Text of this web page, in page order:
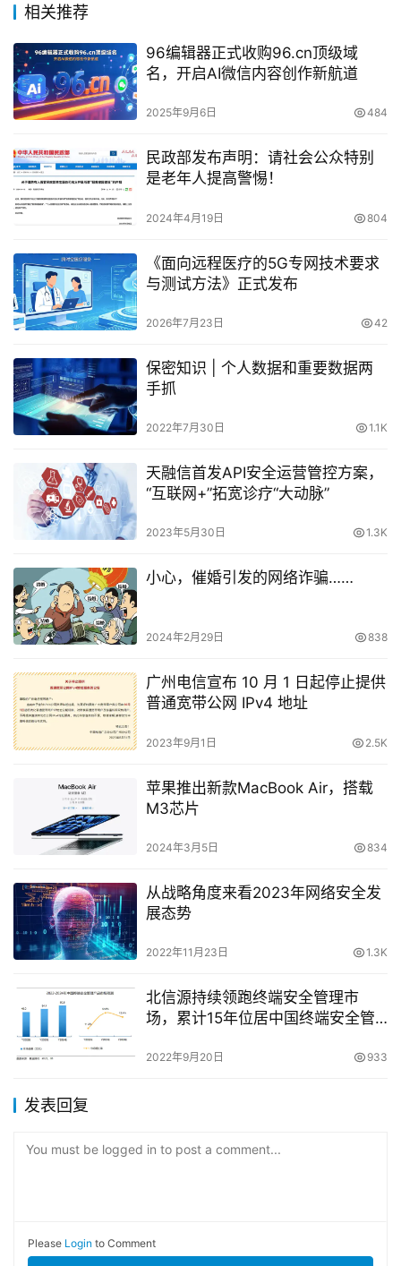
相关推荐
96编辑器正式收购96.cn顶级域
名，开启AI微信内容创作新航道
2025年9月6日 484
民政部发布声明：请社会公众特别
是老年人提高警惕！
2024年4月19日 804
《面向远程医疗的5G专网技术要求
与测试方法》正式发布
2026年7月23日 42
保密知识 | 个人数据和重要数据两
手抓
2022年7月30日 1.1K
天融信首发API安全运营管控方案，
“互联网+”拓宽诊疗“大动脉”
2023年5月30日 1.3K
小心，催婚引发的网络诈骗……
2024年2月29日 838
广州电信宣布 10 月 1 日起停止提供
普通宽带公网 IPv4 地址
2023年9月1日 2.5K
苹果推出新款MacBook Air，搭载
M3芯片
2024年3月5日 834
从战略角度来看2023年网络安全发
展态势
2022年11月23日 1.3K
北信源持续领跑终端安全管理市
场，累计15年位居中国终端安全管
2022年9月20日 933
发表回复
You must be logged in to post a comment...
Please Login to Comment